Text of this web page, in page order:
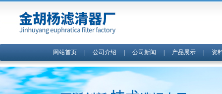
网站首页 公司介绍 公司新闻 产品展示 资